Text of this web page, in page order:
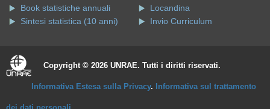
Book statistiche annuali
Sintesi statistica (10 anni)
Locandina
Invio Curriculum
Copyright © 2026 UNRAE. Tutti i diritti riservati.
Informativa Estesa sulla Privacy. Informativa sul trattamento